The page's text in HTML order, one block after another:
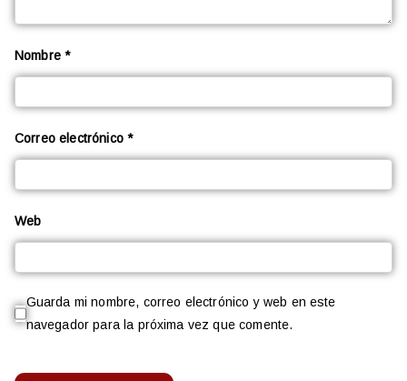
Nombre*
Correo electrónico*
Web
Guarda mi nombre, correo electrónico y web en este
navegador para la próxima vez que comente.